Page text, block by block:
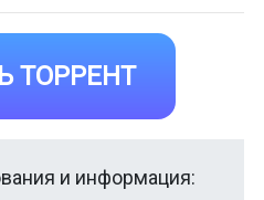
ТОРРЕНТ
и информация: